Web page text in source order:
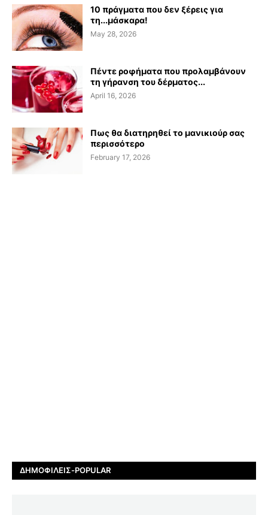
10 πράγματα που δεν ξέρεις για
τη...μάσκαρα!
May 28, 2026
Πέντε ροφήματα που προλαμβάνουν
τη γήρανση του δέρματος...
April 16, 2026
Πως θα διατηρηθεί το μανικιούρ σας
περισσότερο
February 17, 2026
ΔΗΜΟΦΙΛΕΊΣ-POPULAR